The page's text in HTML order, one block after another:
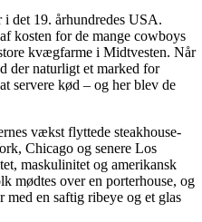
i det 19. århundredes USA.
kosten for de mange cowboys
kvægfarme i Midtvesten. Når
der naturligt et marked for
servere kød – og her blev de
vækst flyttede steakhouse-
Chicago og senere Los
maskulinitet og amerikansk
mødtes over en porterhouse, og
med en saftig ribeye og et glas